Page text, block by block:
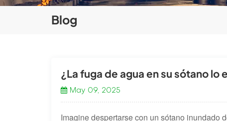
Blog
¿La fuga de agua en su sótano lo
May 09, 2025
Imagine despertarse con un sótano inundado